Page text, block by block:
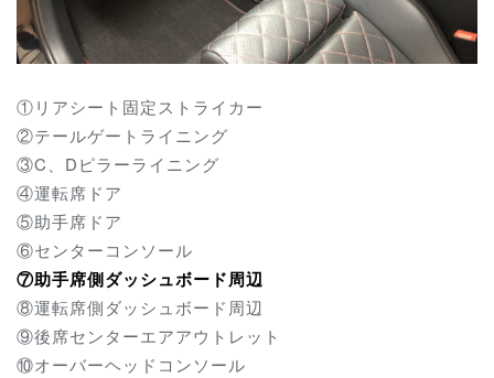
①リアシート固定ストライカー
②テールゲートライニング
③C、Dピラーライニング
④運転席ドア
⑤助手席ドア
⑥センターコンソール
⑦助手席側ダッシュボード周辺
⑧運転席側ダッシュボード周辺
⑨後席センターエアアウトレット
⑩オーバーヘッドコンソール